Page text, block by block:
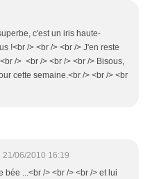
c'est un iris haute-
!<br /> <br /> <br /> J'en reste
/> <br /> <br /> <br /> Bisous,
cette semaine.<br /> <br /> <br
21/06/2010 16:19
bée ...<br /> <br /> <br /> et lui